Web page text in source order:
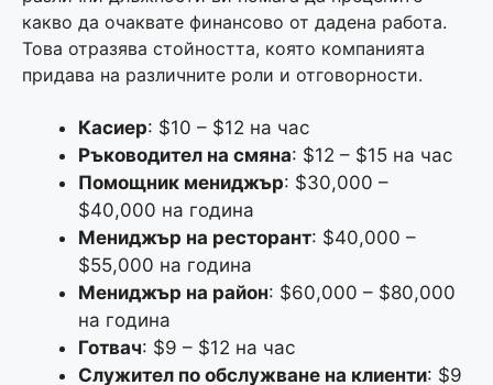
какво да очаквате финансово от дадена работа.
Това отразява стойността, която компанията
придава на различните роли и отговорности.
Касиер: $10 – $12 на час
Ръководител на смяна: $12 – $15 на час
Помощник мениджър: $30,000 –
$40,000 на година
Мениджър на ресторант: $40,000 –
$55,000 на година
Мениджър на район: $60,000 – $80,000
на година
Готвач: $9 – $12 на час
Служител по обслужване на клиенти: $9